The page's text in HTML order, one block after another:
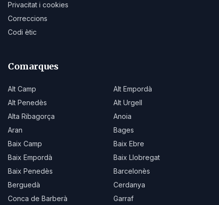
Privacitat i cookies
Correccions
Codi ètic
Comarques
Alt Camp
Alt Empordà
Alt Penedès
Alt Urgell
Alta Ribagorça
Anoia
Aran
Bages
Baix Camp
Baix Ebre
Baix Empordà
Baix Llobregat
Baix Penedès
Barcelonès
Berguedà
Cerdanya
Conca de Barberà
Garraf